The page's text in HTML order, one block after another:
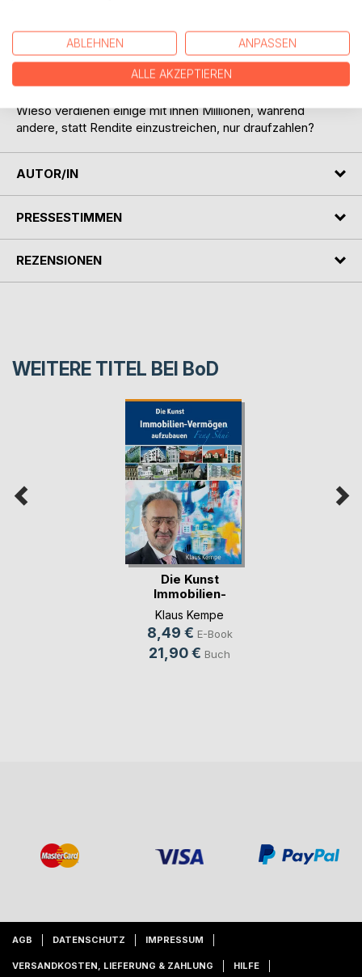
Viel ist bereits über Immobilien und ihren Wert als
inflationsgeschützte Sachwertanlagen geschrieben
worden. Doch was ist es, das über die rein materiellen
Wieso verdienen einige mit ihnen Millionen, während
andere, statt Rendite einzustreichen, nur draufzahlen?
AUTOR/IN
PRESSESTIMMEN
REZENSIONEN
WEITERE TITEL BEI BoD
Die Kunst
Immobilien-
Vermögen aufz(...)
Klaus Kempe
8,49 € E-Book
21,90 € Buch
AGB DATENSCHUTZ IMPRESSUM
VERSANDKOSTEN, LIEFERUNG & ZAHLUNG HILFE
ABLEHNEN ANPASSEN
ALLE AKZEPTIEREN